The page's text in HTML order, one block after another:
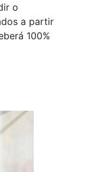
o
a partir
100%